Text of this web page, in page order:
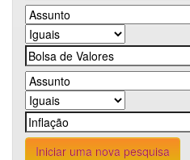
Iniciar uma nova pesquisa